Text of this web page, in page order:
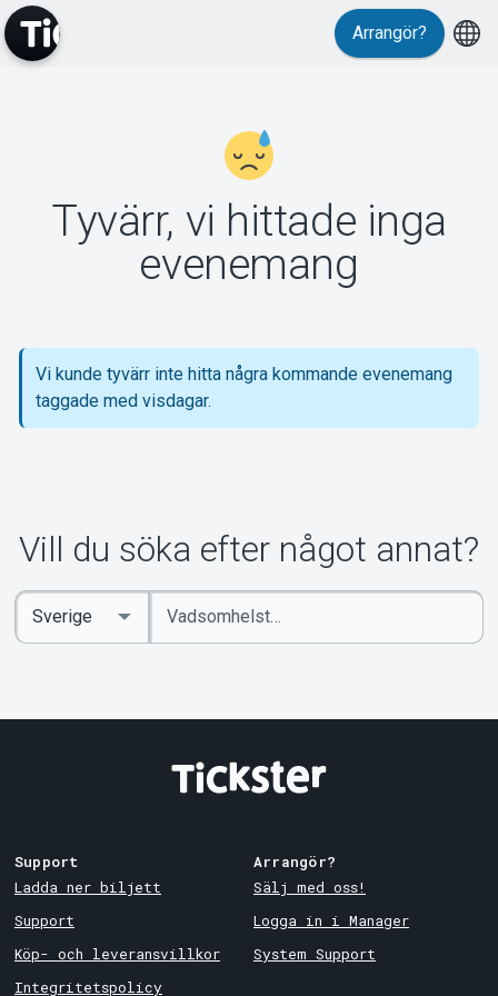
Support
Om Tickster
Arrangör?
Tyvärr, vi hittade inga
evenemang
Vi kunde tyvärr inte hitta några kommande evenemang
taggade med visdagar.
Vill du söka efter något annat?
Ange
sökord
Select
Country
Support
Ladda ner biljett
Support
Köp- och leveransvillkor
Integritetspolicy
Arrangör?
Sälj med oss!
Logga in i Manager
System Support